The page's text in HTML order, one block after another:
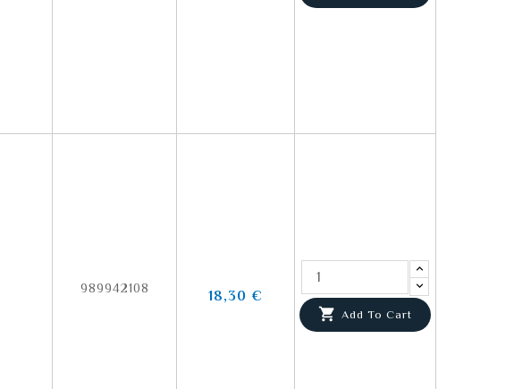
989942108 18,30 €
 Add To Cart